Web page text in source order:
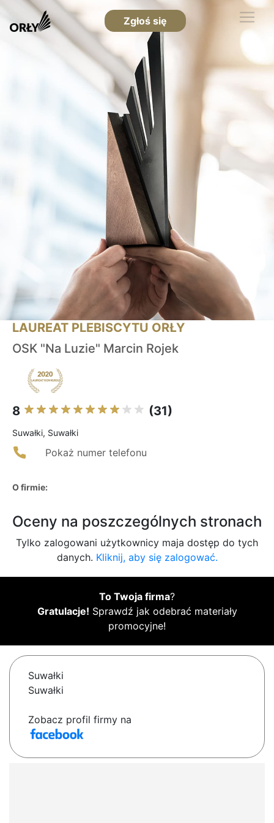
Zgłoś się
LAUREAT PLEBISCYTU ORŁY
OSK "Na Luzie" Marcin Rojek
8 (31)
Suwałki, Suwałki
Pokaż numer telefonu
O firmie:
Oceny na poszczególnych stronach
Tylko zalogowani użytkownicy maja dostęp do tych
danych. Kliknij, aby się zalogować.
To Twoja firma?
Gratulacje! Sprawdź jak odebrać materiały
promocyjne!
Suwałki
Suwałki
Zobacz profil firmy na